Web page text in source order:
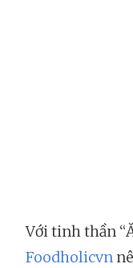
Với tinh thần
Foodholicvn